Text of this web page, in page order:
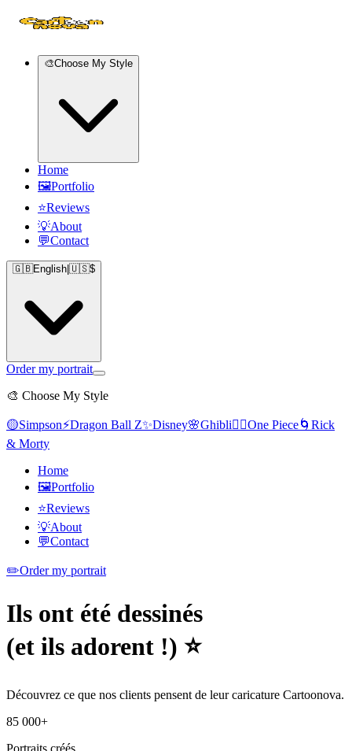
🎨Choose My Style
Home
🖼️Portfolio
⭐Reviews
💡About
💬Contact
🇬🇧English 🇺🇸$
Order my portrait
🎨 Choose My Style
🟡Simpson⚡Dragon Ball Z✨Disney🌸Ghibli🏴‍☠️One Piece🌀 Rick
& Morty
Home
🖼️Portfolio
⭐Reviews
💡About
💬Contact
✏️Order my portrait
Ils ont été dessinés
(et ils adorent !) ⭐
Découvrez ce que nos clients pensent de leur caricature Cartoonova.
85 000+
Portraits créés